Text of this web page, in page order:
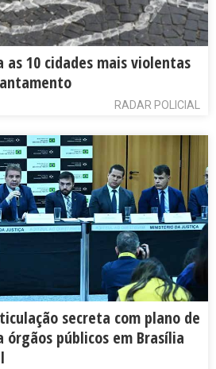
10 cidades mais violentas
RADAR POLICIAL
secreta com plano de
públicos em Brasília